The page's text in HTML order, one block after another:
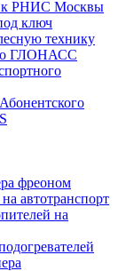
РНИС Москвы
ключ
технику
ГЛОНАСС
фреоном
автотранспорт
на